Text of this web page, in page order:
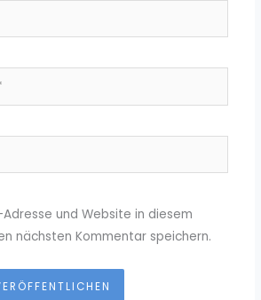
Adresse und Website in diesem
nächsten Kommentar speichern.